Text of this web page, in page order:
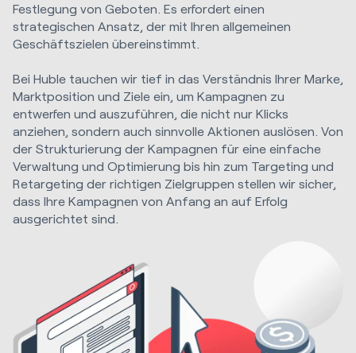
Festlegung von Geboten. Es erfordert einen
strategischen Ansatz, der mit Ihren allgemeinen
Geschäftszielen übereinstimmt.
Bei Huble tauchen wir tief in das Verständnis Ihrer Marke,
Marktposition und Ziele ein, um Kampagnen zu
entwerfen und auszuführen, die nicht nur Klicks
anziehen, sondern auch sinnvolle Aktionen auslösen. Von
der Strukturierung der Kampagnen für eine einfache
Verwaltung und Optimierung bis hin zum Targeting und
Retargeting der richtigen Zielgruppen stellen wir sicher,
dass Ihre Kampagnen von Anfang an auf Erfolg
ausgerichtet sind.